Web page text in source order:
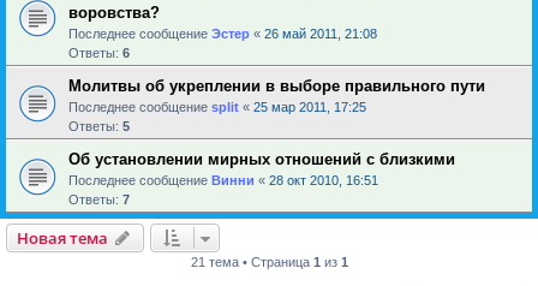
воровства?
Последнее сообщение Эстер « 26 май 2011, 21:08
Ответы: 6
Молитвы об укреплении в выборе правильного пути
Последнее сообщение sрlit « 25 мар 2011, 17:25
Ответы: 5
Об установлении мирных отношений с близкими
Последнее сообщение Винни « 28 окт 2010, 16:51
Ответы: 7
Новая тема
21 тема • Страница 1 из 1